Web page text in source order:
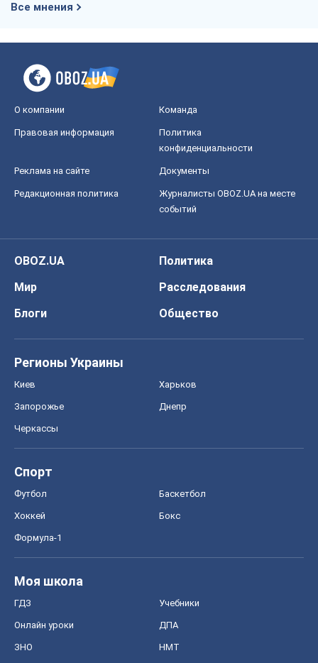
Все мнения
О компании Команда
Правовая информация
Политика
конфиденциальности
Реклама на сайте Документы
Редакционная политика
Журналисты OBOZ.UA на месте
событий
OBOZ.UA
Политика
Мир
Расследования
Блоги
Общество
Регионы Украины
Киев Харьков
Запорожье Днепр
Черкассы
Спорт
Футбол Баскетбол
Хоккей Бокс
Формула-1
Моя школа
ГДЗ Учебники
Онлайн уроки ДПА
ЗНО НМТ